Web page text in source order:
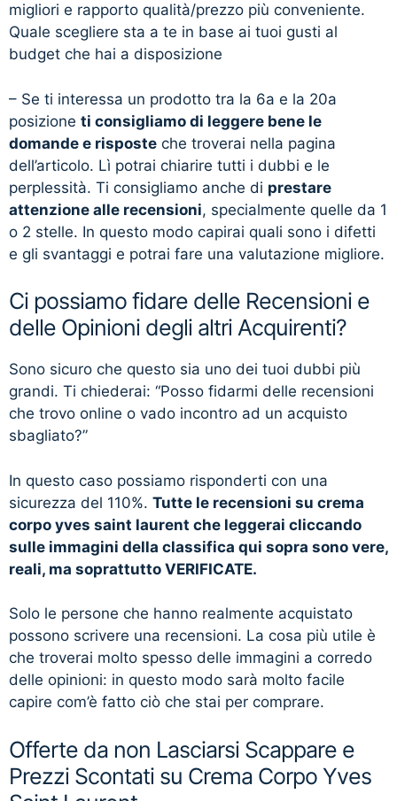
migliori e rapporto qualità/prezzo più conveniente.
Quale scegliere sta a te in base ai tuoi gusti al
budget che hai a disposizione
– Se ti interessa un prodotto tra la 6a e la 20a
posizione ti consigliamo di leggere bene le
domande e risposte che troverai nella pagina
dell’articolo. Lì potrai chiarire tutti i dubbi e le
perplessità. Ti consigliamo anche di prestare
attenzione alle recensioni, specialmente quelle da 1
o 2 stelle. In questo modo capirai quali sono i difetti
e gli svantaggi e potrai fare una valutazione migliore.
Ci possiamo fidare delle Recensioni e
delle Opinioni degli altri Acquirenti?
Sono sicuro che questo sia uno dei tuoi dubbi più
grandi. Ti chiederai: “Posso fidarmi delle recensioni
che trovo online o vado incontro ad un acquisto
sbagliato?”
In questo caso possiamo risponderti con una
sicurezza del 110%. Tutte le recensioni su crema
corpo yves saint laurent che leggerai cliccando
sulle immagini della classifica qui sopra sono vere,
reali, ma soprattutto VERIFICATE.
Solo le persone che hanno realmente acquistato
possono scrivere una recensioni. La cosa più utile è
che troverai molto spesso delle immagini a corredo
delle opinioni: in questo modo sarà molto facile
capire com’è fatto ciò che stai per comprare.
Offerte da non Lasciarsi Scappare e
Prezzi Scontati su Crema Corpo Yves